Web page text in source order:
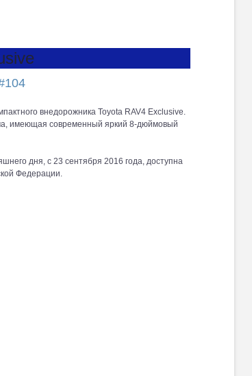
внедорожника Toyota RAV4 Exclusive.
имеющая современный яркий 8-дюймовый
дня, с 23 сентября 2016 года, доступна
Федерации.